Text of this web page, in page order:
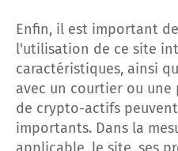
Enfin, il est important
l'utilisation de ce site
caractéristiques, ainsi
avec un courtier ou
de crypto-actifs
importants. Dans la